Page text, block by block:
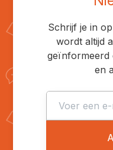
Schrijf je in
wordt altijd
geïnformeerd
en